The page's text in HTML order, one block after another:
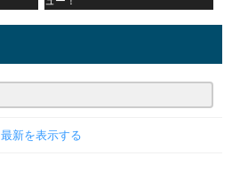
最新を表示する